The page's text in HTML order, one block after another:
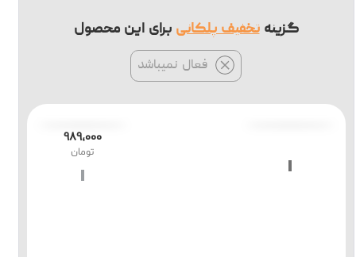
گزینهتخفیف پلکانی برای این محصول
فعال نمیباشد
۹۸۹،۰۰۰
تومان